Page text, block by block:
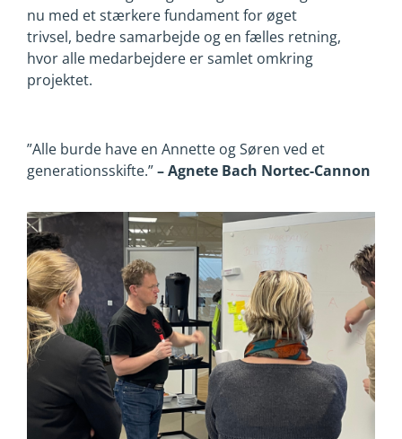
nu med et stærkere fundament for øget
trivsel, bedre samarbejde og en fælles retning,
hvor alle medarbejdere er samlet omkring
projektet.
”Alle burde have en Annette og Søren ved et
generationsskifte.”– Agnete Bach Nortec-Cannon